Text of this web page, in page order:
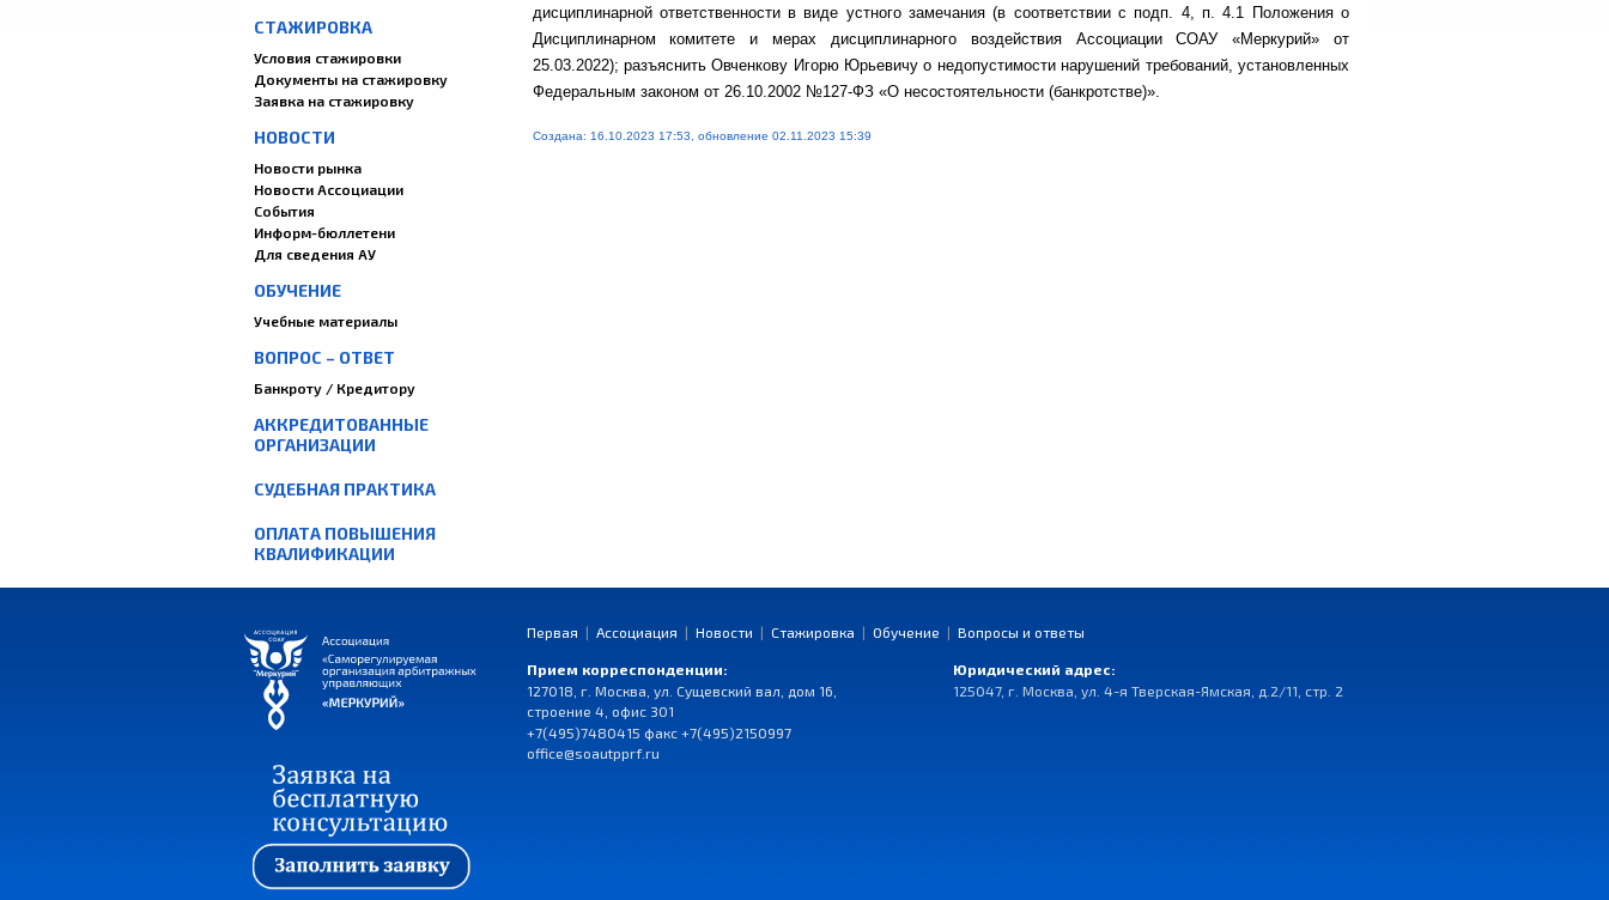
СТАЖИРОВКА
Условия стажировки
Документы на стажировку
Заявка на стажировку
НОВОСТИ
Новости рынка
Новости Ассоциации
События
Информ-бюллетени
Для сведения АУ
ОБУЧЕНИЕ
Учебные материалы
ВОПРОС – ОТВЕТ
Банкроту / Кредитору
АККРЕДИТОВАННЫЕ
ОРГАНИЗАЦИИ
СУДЕБНАЯ ПРАКТИКА
ОПЛАТА ПОВЫШЕНИЯ
КВАЛИФИКАЦИИ
дисциплинарной ответственности в виде устного замечания (в соответствии с подп. 4, п. 4.1 Положения о
Дисциплинарном комитете и мерах дисциплинарного воздействия Ассоциации СОАУ «Меркурий» от
25.03.2022); разъяснить Овченкову Игорю Юрьевичу о недопустимости нарушений требований, установленных
Федеральным законом от 26.10.2002 №127-ФЗ «О несостоятельности (банкротстве)».
Создана: 16.10.2023 17:53, обновление 02.11.2023 15:39
Первая | Ассоциация | Новости | Стажировка | Обучение | Вопросы и ответы
Прием корреспонденции:
127018, г. Москва, ул. Сущевский вал, дом 16,
строение 4, офис 301
+7(495)7480415 факс +7(495)2150997
office@soautpprf.ru
Юридический адрес:
125047, г. Москва, ул. 4-я Тверская-Ямская, д.2/11, стр. 2